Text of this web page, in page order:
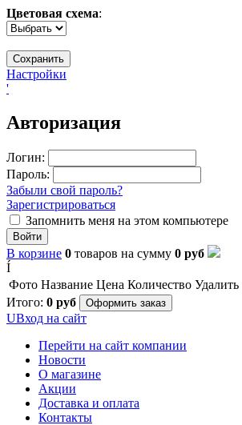
Цветовая схема:
Настройки
'
Авторизация
Логин:
Пароль:
Забыли свой пароль?
Зарегистрироваться
Запомнить меня на этом компьютере
Войти
В корзине 0 товаров на сумму 0 руб
Í
Фото Название Цена Количество Удалить
Итого: 0 руб Оформить заказ
UВход на сайт
Перейти на сайт компании
Новости
О магазине
Акции
Доставка и оплата
Контакты